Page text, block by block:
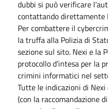
dubbi si può verificare
contattando direttamente
Per combattere il
la truffa alla Polizia di
sezione sul sito. Nexi e la
protocollo d’intesa per la
crimini informatici nel
Tutte le indicazioni di
(con la raccomandazione